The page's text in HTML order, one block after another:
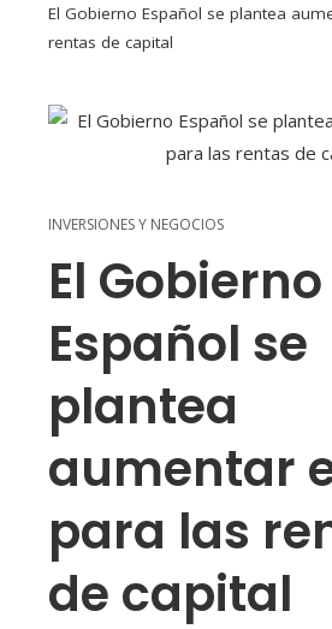
El Gobierno Español se plantea
rentas de capital
INVERSIONES Y NEGOCIOS
El Gobierno
Español se
plantea
aumentar
para las
de capital